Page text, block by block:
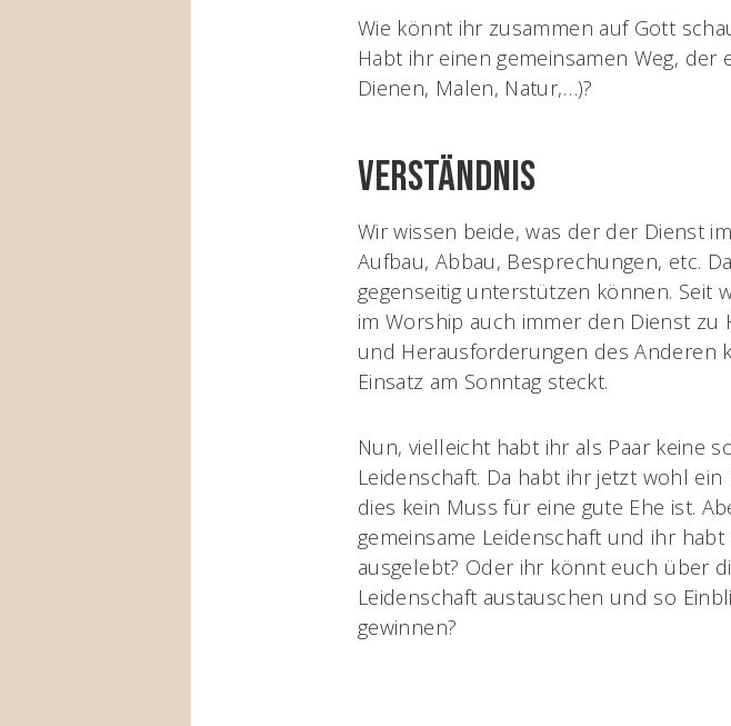
Wie könnt ihr zusammen auf Gott
Habt ihr einen gemeinsamen Weg, der
Dienen, Malen, Natur,…)?
Verständnis
Wir wissen beide, was der der Dienst
Aufbau, Abbau, Besprechungen, etc.
gegenseitig unterstützen können. Seit
im Worship auch immer den Dienst zu
und Herausforderungen des Anderen
Einsatz am Sonntag steckt.
Nun, vielleicht habt ihr als Paar keine
Leidenschaft. Da habt ihr jetzt wohl
dies kein Muss für eine gute Ehe ist.
gemeinsame Leidenschaft und ihr
ausgelebt? Oder ihr könnt euch über
Leidenschaft austauschen und so
gewinnen?